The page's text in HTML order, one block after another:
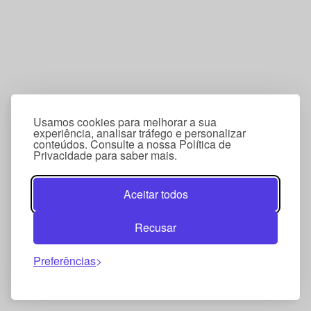
Usamos cookies para melhorar a sua
experiência, analisar tráfego e personalizar
conteúdos. Consulte a nossa Política de
Privacidade para saber mais.
Aceitar todos
Recusar
Preferências